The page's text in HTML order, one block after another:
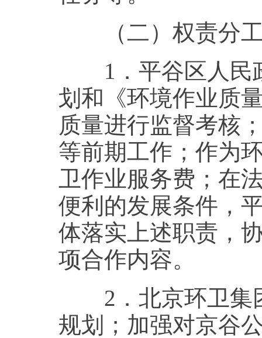
（二）权责分
1．平谷区人民
划和《环境作业质
质量进行监督考核
等前期工作；作为
卫作业服务费；在
便利的发展条件，
体落实上述职责，
项合作内容。
2．北京环卫集
规划；加强对京谷